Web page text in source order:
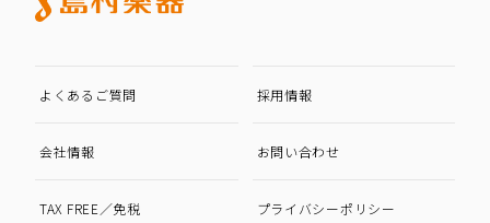
よくあるご質問 採用情報
会社情報 お問い合わせ
TAX FREE／免税 プライバシーポリシー